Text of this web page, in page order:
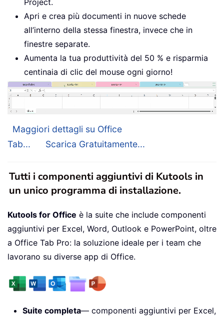
Project.
Apri e crea più documenti in nuove schede
all’interno della stessa finestra, invece che in
finestre separate.
Aumenta la tua produttività del 50 % e risparmia
centinaia di clic del mouse ogni giorno!
Maggiori dettagli su Office
Tab...
Scarica Gratuitamente...
Tutti i componenti aggiuntivi di Kutools in
un unico programma di installazione.
Kutools for Office è la suite che include componenti
aggiuntivi per Excel, Word, Outlook e PowerPoint, oltre
a Office Tab Pro: la soluzione ideale per i team che
lavorano su diverse app di Office.
Suite completa— componenti aggiuntivi per Excel,